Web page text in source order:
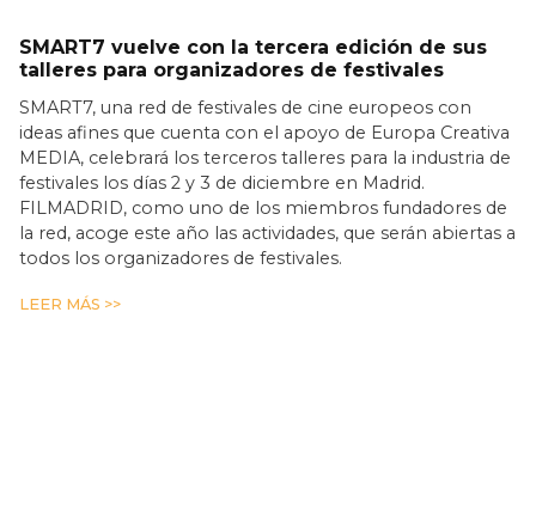
SMART7 vuelve con la tercera edición de sus
talleres para organizadores de festivales
SMART7, una red de festivales de cine europeos con
ideas afines que cuenta con el apoyo de Europa Creativa
MEDIA, celebrará los terceros talleres para la industria de
festivales los días 2 y 3 de diciembre en Madrid.
FILMADRID, como uno de los miembros fundadores de
la red, acoge este año las actividades, que serán abiertas a
todos los organizadores de festivales.
LEER MÁS >>